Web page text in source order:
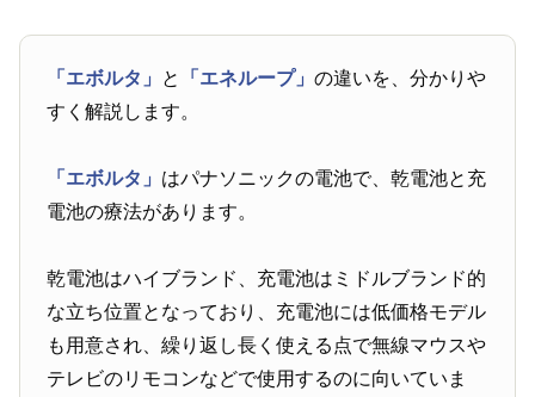
「エボルタ」 と 「エネループ」の違いを、分かりや
すく解説します。
「エボルタ」 はパナソニックの電池で、乾電池と充
電池の療法があります。
乾電池はハイブランド、充電池はミドルブランド的
な立ち位置となっており、充電池には低価格モデル
も用意され、繰り返し長く使える点で無線マウスや
テレビのリモコンなどで使用するのに向いていま